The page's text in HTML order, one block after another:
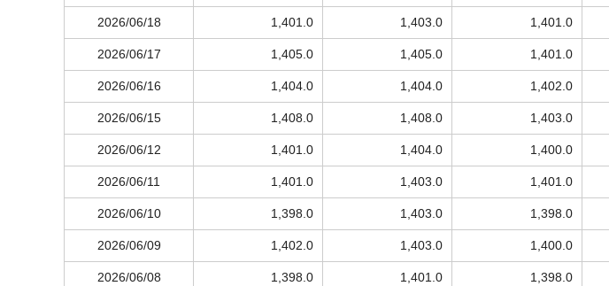
2026/06/18 1,401.0 1,403.0 1,401.0
2026/06/17 1,405.0 1,405.0 1,401.0
2026/06/16 1,404.0 1,404.0 1,402.0
2026/06/15 1,408.0 1,408.0 1,403.0
2026/06/12 1,401.0 1,404.0 1,400.0
2026/06/11 1,401.0 1,403.0 1,401.0
2026/06/10 1,398.0 1,403.0 1,398.0
2026/06/09 1,402.0 1,403.0 1,400.0
2026/06/08 1,398.0 1,401.0 1,398.0